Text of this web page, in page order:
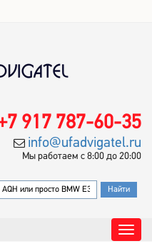
917 787-60-35
info@ufadvigatel.ru
Мы работаем с 8:00 до 20:00